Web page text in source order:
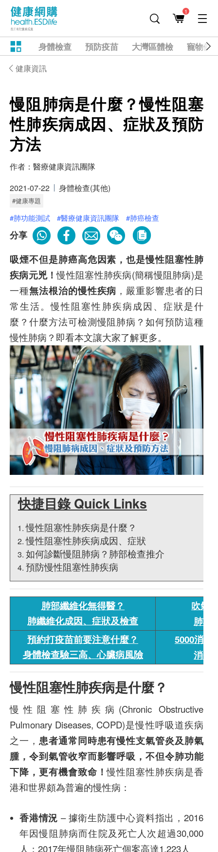
1
身體檢查 預防疫苗 大灣區體檢 寵物健
健康資訊
慢阻肺病是什麼？慢性阻塞
性肺疾病成因、症狀及預防
方法
作者： 醫療健康資訊團隊
2021-07-22
身體檢查(其他)
#健康專題
#肺功能測試 #醫療健康資訊團隊 #肺癌檢查
分享
吸煙不但是肺癌高危因素，也是慢性阻塞性肺
疾病元兇！慢性阻塞性肺疾病(簡稱慢阻肺病)是
一種無法根治的慢性疾病 ，嚴重影響患者的日
常生活。慢性阻塞性肺疾病成因、症狀是什
麼？什麼方法可檢測慢阻肺病？如何預防這種
慢性肺病？即看本文讓大家了解更多。
快捷目錄 Quick Links
慢性阻塞性肺疾病是什麼？
慢性阻塞性肺疾病成因、症狀
如何診斷慢阻肺病？肺部檢查推介
預防慢性阻塞性肺疾病
肺部纖維化無得醫？
肺纖維化成因、症狀及檢查
吹氣
肺功
預約打疫苗前要注意什麼？
身體檢查驗三高、心臟病風險
5000消費
消費
慢性阻塞性肺疾病是什麼？
慢性阻塞性肺疾病(Chronic Obstructive
Pulmonary Diseases, COPD)是慢性呼吸道疾病
之一， 患者通常同時患有慢性支氣管炎及肺氣
腫，令到氣管收窄而影響呼吸，不但令肺功能
下降，更有機會致命！慢性阻塞性肺疾病是香
港和世界頗為普遍的慢性病：
香港情況 – 據衛生防護中心資料指出，2016
年因慢阻肺病而住院及死亡人次超過30,000
人；2017年慢阻肺病死亡個案高達1,223人